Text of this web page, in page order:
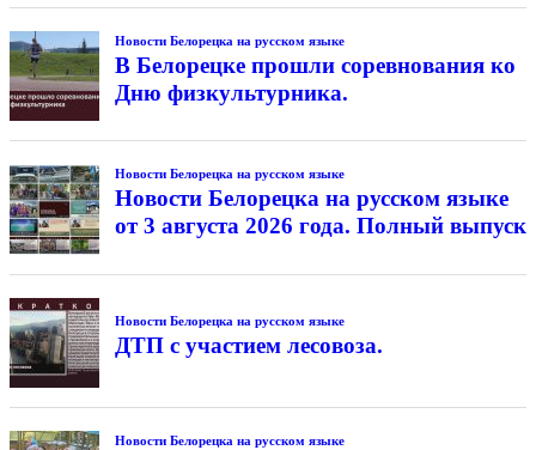
Новости Белорецка на русском языке
В Белорецке прошли соревнования ко
Дню физкультурника.
Новости Белорецка на русском языке
Новости Белорецка на русском языке
от 3 августа 2026 года. Полный выпуск
Новости Белорецка на русском языке
ДТП с участием лесовоза.
Новости Белорецка на русском языке